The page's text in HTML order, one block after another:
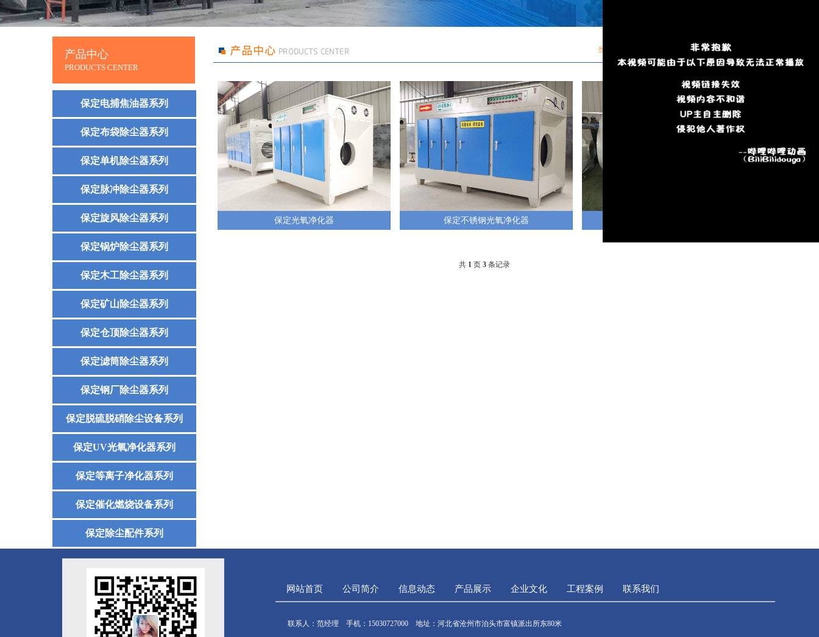
产品中心
PRODUCTS CENTER
保定电捕焦油器系列
保定布袋除尘器系列
保定单机除尘器系列
保定脉冲除尘器系列
保定旋风除尘器系列
保定锅炉除尘器系列
保定木工除尘器系列
保定矿山除尘器系列
保定仓顶除尘器系列
保定滤筒除尘器系列
保定钢厂除尘器系列
保定脱硫脱硝除尘设备系列
保定UV光氧净化器系列
保定等离子净化器系列
保定催化燃烧设备系列
保定除尘配件系列
当前位置 产品展示>UV光氧净化器系列
保定光氧净化器 保定不锈钢光氧净化器
共 1 页 3 条记录
网站首页 公司简介 信息动态 产品展示 企业文化 工程案例 联系我们
联系人：范经理 手机：15030727000 地址：河北省沧州市泊头市富镇派出所东80米